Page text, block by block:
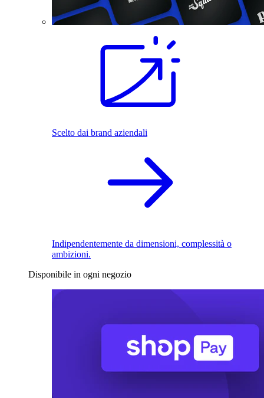
Scelto dai brand aziendali
Indipendentemente da dimensioni, complessità o
ambizioni.
Disponibile in ogni negozio